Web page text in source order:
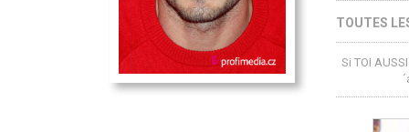
TOUTES
Si TOI